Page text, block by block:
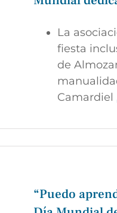
La
fiesta
de
Camardiel
“Puedo